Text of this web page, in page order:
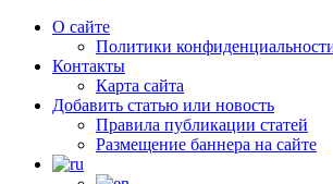
О сайте
Политики
Контакты
Карта сайта
Добавить статью или новость
Правила публикации статей
Размещение баннера на сайте